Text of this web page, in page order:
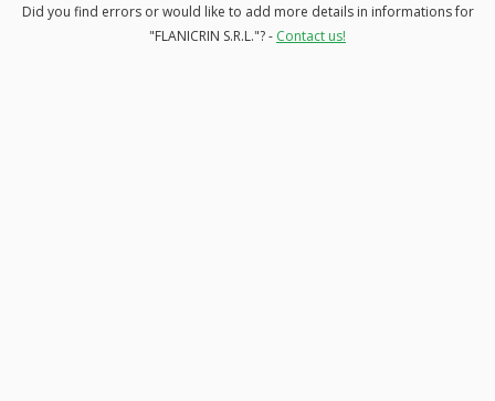
Did you find errors or would like to add more details in informations for
"FLANICRIN S.R.L."? - Contact us!